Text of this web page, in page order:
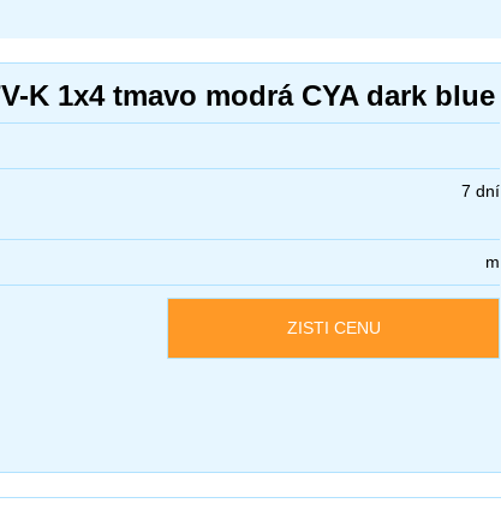
K 1x4 tmavo modrá CYA dark blue
7 dní
m
ZISTI CENU